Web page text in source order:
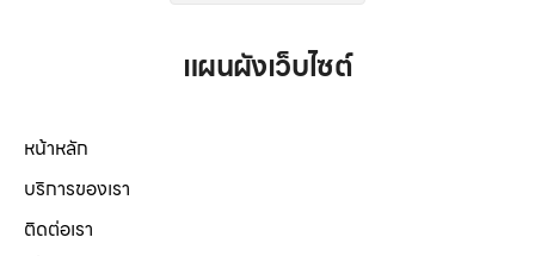
แผนผังเว็บไซต์
หน้าหลัก
บริการของเรา
ติดต่อเรา